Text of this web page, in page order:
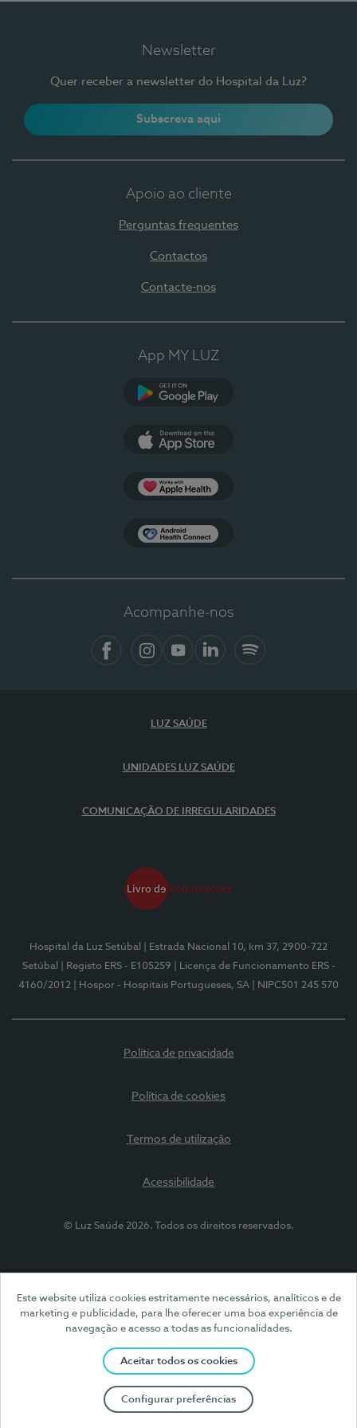
Este website utiliza cookies estritamente necessários, analíticos e de
marketing e publicidade, para lhe oferecer uma boa experiência de
navegação e acesso a todas as funcionalidades.
Aceitar todos os cookies
Configurar preferências
Newsletter
Quer receber a newsletter do Hospital da Luz?
Subscreva aqui
Apoio ao cliente
Perguntas frequentes
Contactos
Contacte-nos
App MY LUZ
Acompanhe-nos
LUZ SAÚDE
UNIDADES LUZ SAÚDE
COMUNICAÇÃO DE IRREGULARIDADES
Hospital da Luz Setúbal
| Estrada Nacional 10, km 37, 2900-722
Setúbal
| Registo ERS - E105259
| Licença de Funcionamento ERS -
4160/2012
| Hospor - Hospitais Portugueses, SA | NIPC501 245 570
Política de privacidade
Política de cookies
Termos de utilização
Acessibilidade
© Luz Saúde 2026. Todos os direitos reservados.